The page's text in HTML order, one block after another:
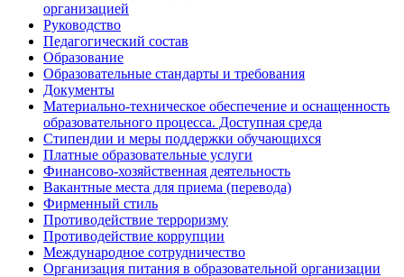
организацией
Руководство
Педагогический состав
Образование
Образовательные стандарты и требования
Документы
Материально-техническое обеспечение и оснащенность
образовательного процесса. Доступная среда
Стипендии и меры поддержки обучающихся
Платные образовательные услуги
Финансово-хозяйственная деятельность
Вакантные места для приема (перевода)
Фирменный стиль
Противодействие терроризму
Противодействие коррупции
Международное сотрудничество
Организация питания в образовательной организации